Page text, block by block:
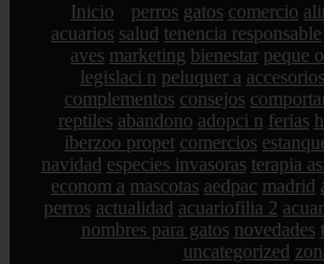
Inicio perros gatos comercio
acuarios salud tenencia responsable
aves marketing bienestar peque
legislaci n peluquer a accesorios
complementos consejos
reptiles abandono adopci n ferias
iberzoo propet comercios
navidad especies invasoras terapia
econom a mascotas aedpac madrid
perros actualidad acuariofilia 2
nombres para gatos novedades
uncategorized